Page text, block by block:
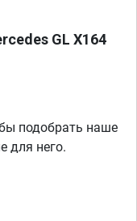
GL X164
подобрать наше
для него.